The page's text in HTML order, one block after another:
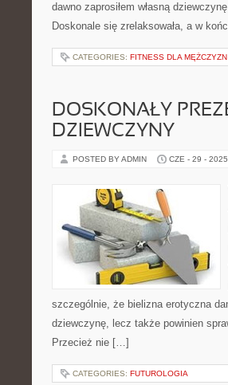
dawno zaprosiłem własną
Doskonale się zrelaksowała, a w
CATEGORIES: FITNESS DLA MĘŻCZYZN
DOSKONAŁY
DZIEWCZYNY
POSTED BY ADMIN CZE - 29 - 2025
szczególnie, że bielizna erotyczna
dziewczynę, lecz także powinien
Przecież nie […]
CATEGORIES: FUTUROLOGIA